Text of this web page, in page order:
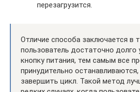
перезагрузится.
Отличие способа заключается в
пользователь достаточно долго
кнопку питания, тем самым все
принудительно останавливаются,
завершить цикл. Такой метод